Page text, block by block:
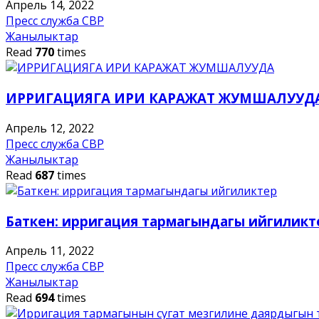
Апрель 14, 2022
Пресс служба СВР
Жанылыктар
Read 770times
ИРРИГАЦИЯГА ИРИ КАРАЖАТ
Апрель 12, 2022
Пресс служба СВР
Жанылыктар
Read 687times
Баткен: ирригация тармагындагы
Апрель 11, 2022
Пресс служба СВР
Жанылыктар
Read 694times